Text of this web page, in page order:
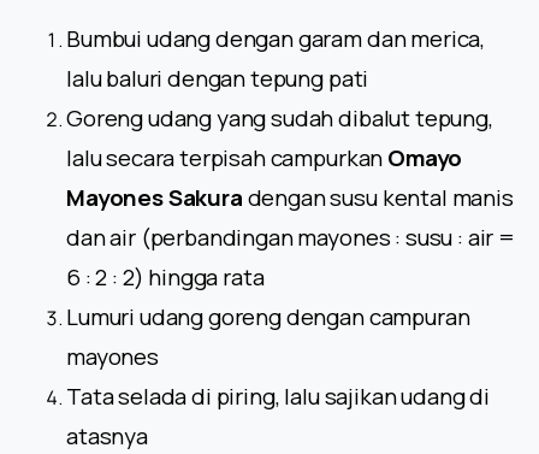
Bumbui udang dengan garam dan merica,
lalu baluri dengan tepung pati
Goreng udang yang sudah dibalut tepung,
lalu secara terpisah campurkanOmayo
Mayones Sakuradengan susu kental manis
dan air (perbandingan mayones : susu : air =
6 : 2 : 2) hingga rata
Lumuri udang goreng dengan campuran
mayones
Tata selada di piring, lalu sajikan udang di
atasnya